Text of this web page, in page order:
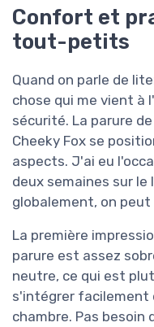
Confort et
tout-petits
Quand on parle de
chose qui me vient à
sécurité. La parure
Cheeky Fox se
aspects. J'ai eu
deux semaines sur
globalement, on
La première
parure est assez
neutre, ce qui est
s'intégrer facilement
chambre. Pas